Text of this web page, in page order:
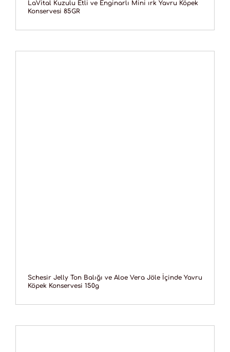
LaVital Kuzulu Etli ve Enginarlı Mini ırk Yavru Köpek
Konservesi 85GR
Schesir Jelly Ton Balığı ve Aloe Vera Jöle İçinde Yavru
Köpek Konservesi 150g